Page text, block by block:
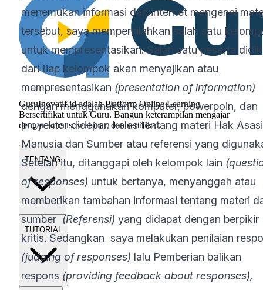
menemukan informasi dari internet mengenai
tersebut, saya mempersilahkan salah satu
untuk mempresentasikan. Salah satu peserta didik
dari tiap kelompok akan menyajikan atau
mempresentasikan (presentation of information)
dengan menggunakan komputer, powerpoin, dan
proyektor didepan kelas tentang materi Hak Asasi
Manusia dan Sumber atau referensi yang
Setelah itu, ditanggapi oleh kelompok lain
of responses) untuk bertanya, menyanggah atau
memberikan tambahan informasi tentang materi
sumber(Referensi) yang didapat dengan berpikir
kritis. Sedangkan saya melakukan penilaian
(judging of responses) lalu Pemberian balikan
respons (providing feedback about responses),
GuruInovatif.id adalah Platform Online Learning
Bersertifikat untuk Guru. Bangun keterampilan mengajar
dengan kursus, webinar, dan sertifikat.
TENTANG
TUTORIAL